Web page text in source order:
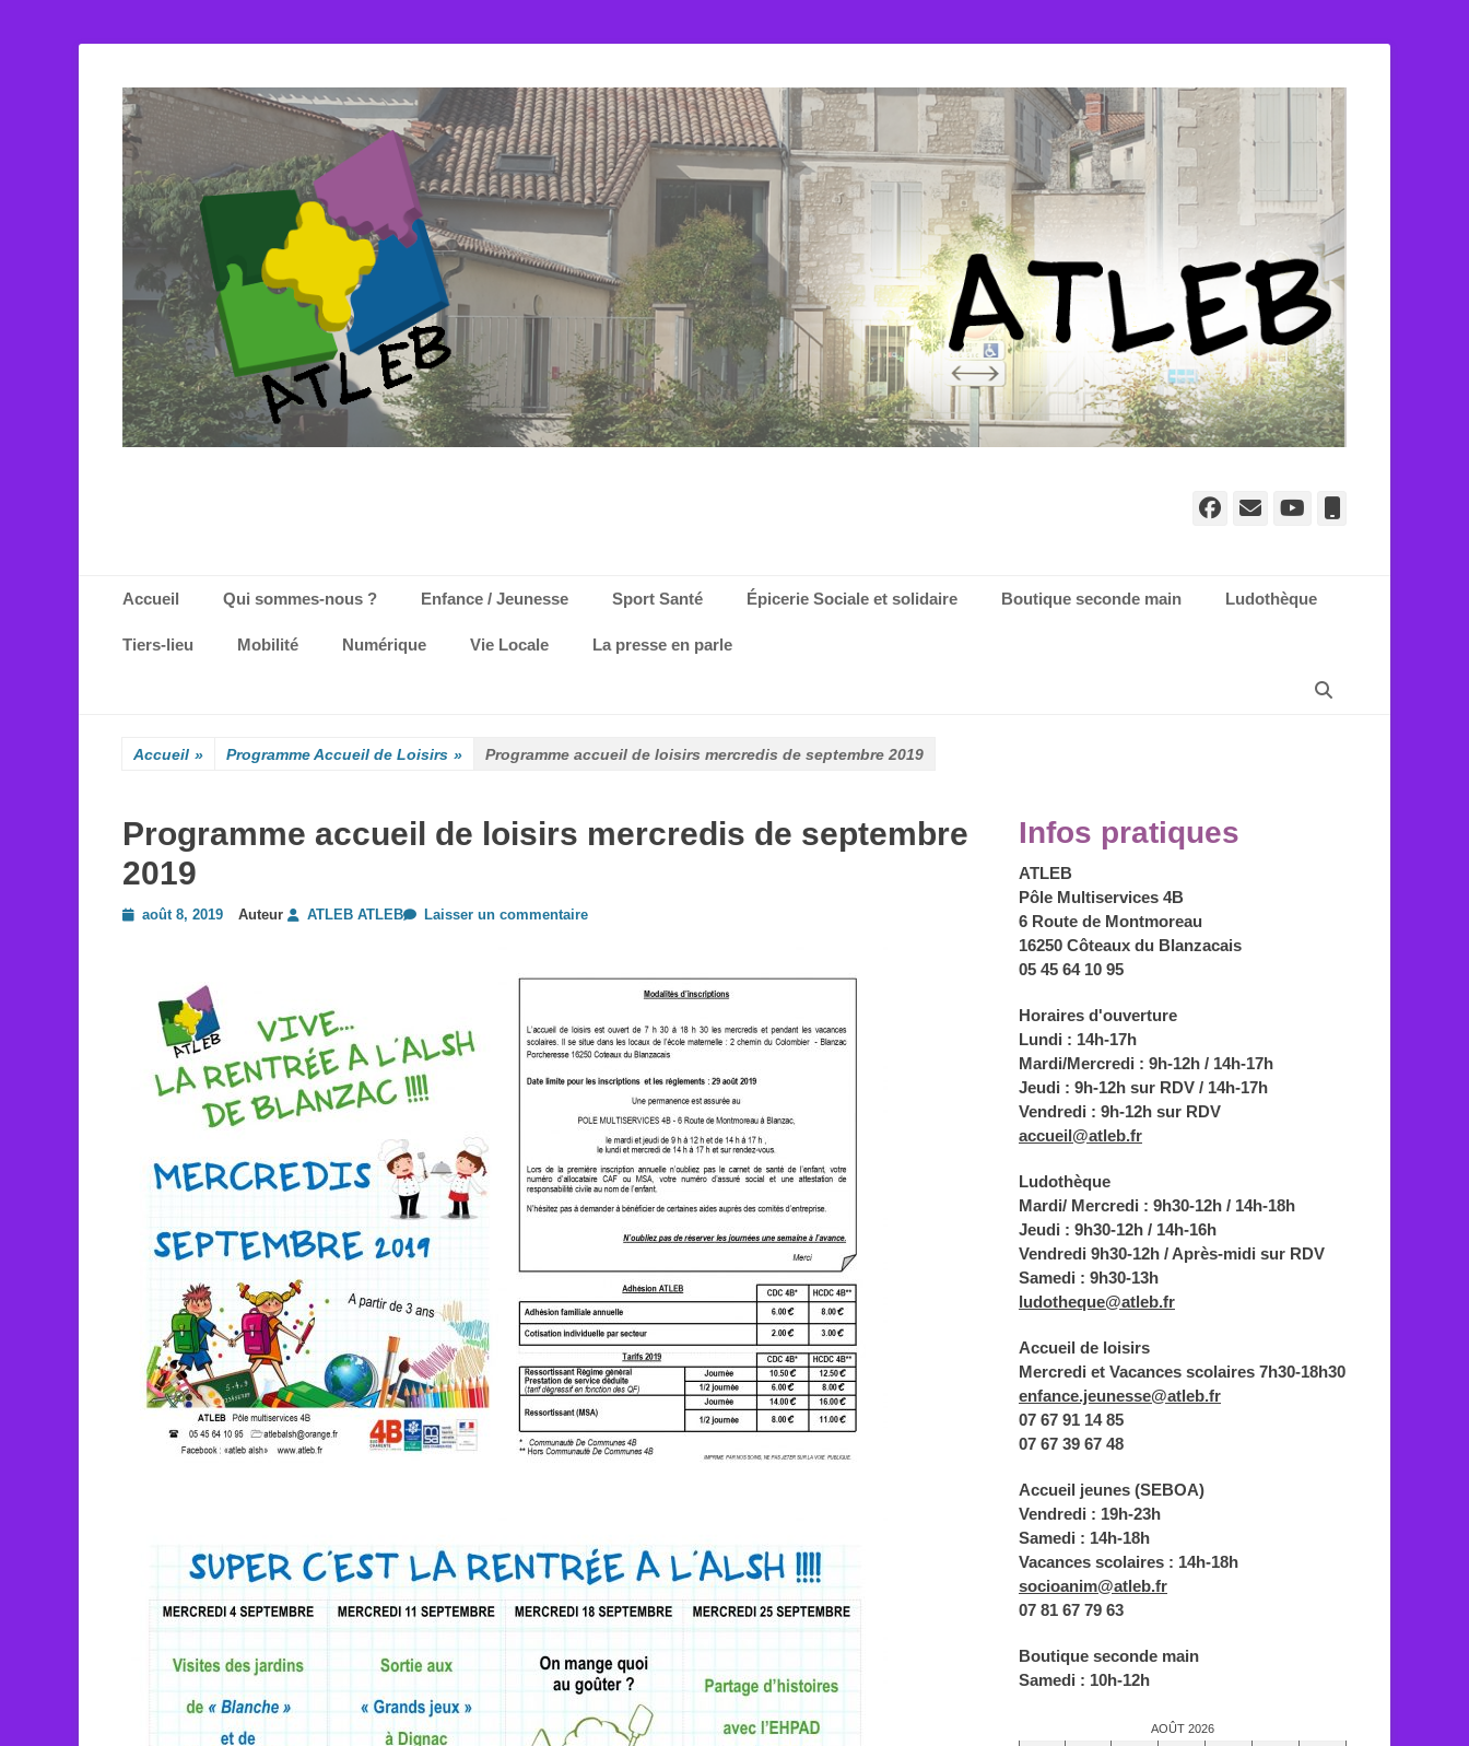
ATLEB
Facebook
E-
Menu principal
contenu
Accueil Qui sommes-nous ? Enfance / Jeunesse Sport Santé Épicerie Sociale et solidaire Boutique seconde main Ludothèque
Tiers-lieu Mobilité Numérique Vie Locale
La presse en parle
Accueil » Programme Accueil de Loisirs » Programme accueil de loisirs mercredis de septembre 2019
Programme accueil de loisirs mercredis de septembre
2019
Posted
août 8, 2019 Auteur ATLEB ATLEB Laisser un commentaire
Infos pratiques
ATLEB
Pôle Multiservices 4B
6 Route de Montmoreau
16250 Côteaux du Blanzacais
05 45 64 10 95
Horaires d'ouverture
Lundi : 14h-17h
Mardi/Mercredi : 9h-12h / 14h-17h
Jeudi : 9h-12h sur RDV / 14h-17h
Vendredi : 9h-12h sur RDV
accueil@atleb.fr
Ludothèque
Mardi/ Mercredi : 9h30-12h / 14h-18h
Jeudi : 9h30-12h / 14h-16h
Vendredi 9h30-12h / Après-midi sur RDV
Samedi : 9h30-13h
ludotheque@atleb.fr
Accueil de loisirs
Mercredi et Vacances scolaires 7h30-18h30
enfance.jeunesse@atleb.fr
07 67 91 14 85
07 67 39 67 48
Accueil jeunes (SEBOA)
Vendredi : 19h-23h
Samedi : 14h-18h
Vacances scolaires : 14h-18h
socioanim@atleb.fr
07 81 67 79 63
Boutique seconde main
Samedi : 10h-12h
AOÛT 2026